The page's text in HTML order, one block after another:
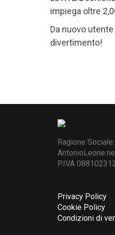
impiega oltre
Da nuovo
divertimento!
Ragione Sociale:
P.IVA
Privacy Policy
Cookie Policy
Condizioni di